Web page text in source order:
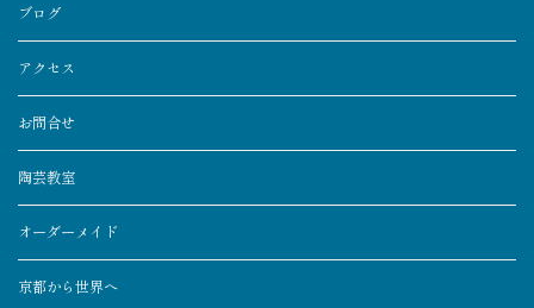
ブログ
アクセス
お問合せ
陶芸教室
オーダーメイド
京都から世界へ